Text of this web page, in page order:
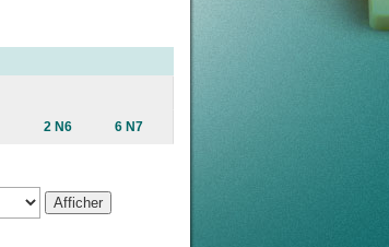
2 N6 6 N7